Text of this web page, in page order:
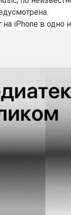
на iPhone в одно